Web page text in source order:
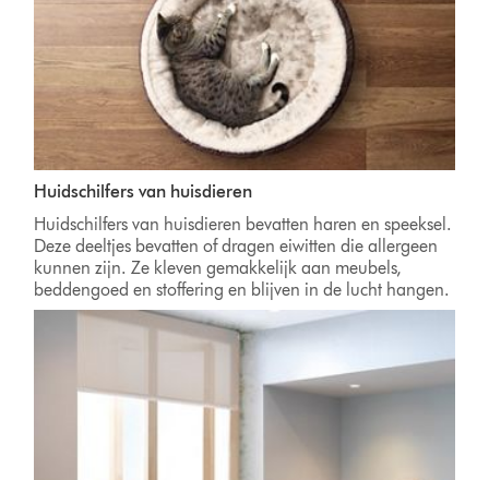
Huidschilfers van huisdieren
Huidschilfers van huisdieren bevatten haren en speeksel.
Deze deeltjes bevatten of dragen eiwitten die allergeen
kunnen zijn. Ze kleven gemakkelijk aan meubels,
beddengoed en stoffering en blijven in de lucht hangen.